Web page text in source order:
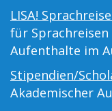
LISA!
für
Aufenthalte im
Stipendien/
Akademischer